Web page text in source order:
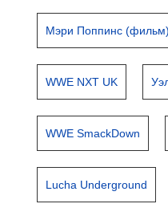
Мэри Поппинс (фильм)
WWE NXT UK
WWE SmackDown
Lucha Underground